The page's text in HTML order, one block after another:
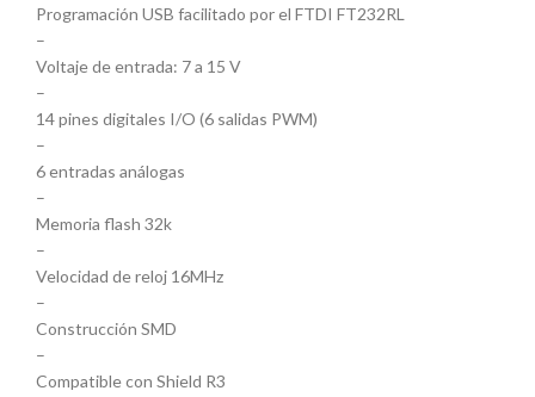
Programación USB facilitado por el FTDI FT232RL
–
Voltaje de entrada: 7 a 15 V
–
14 pines digitales I/O (6 salidas PWM)
–
6 entradas análogas
–
Memoria flash 32k
–
Velocidad de reloj 16MHz
–
Construcción SMD
–
Compatible con Shield R3